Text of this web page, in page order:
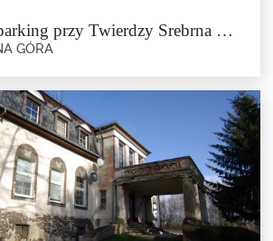
Drugi parking przy Twierdzy Srebrna Góra
GÓRA
przy Twierdzy Srebrna
Góra
Srebrna Góra
i samochodów osobowych w sąsiedztwie twierdzy